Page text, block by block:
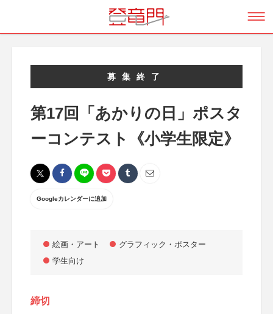
募集終了
第17回「あかりの日」ポスタ
ーコンテスト《小学生限定》
Googleカレンダーに追加
絵画・アート
グラフィック・ポスター
学生向け
締切